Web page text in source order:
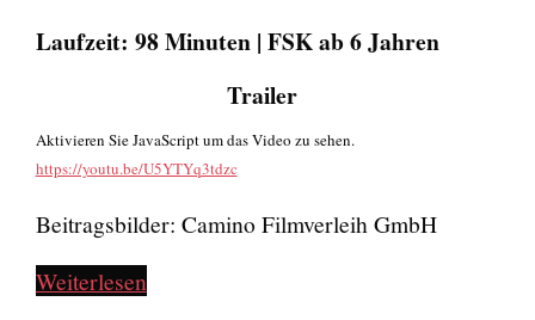
Laufzeit: 98 Minuten | FSK ab 6 Jahren
Trailer
Aktivieren Sie JavaScript um das Video zu sehen.
https://youtu.be/U5YTYq3tdzc
Beitragsbilder: Camino Filmverleih GmbH
Weiterlesen